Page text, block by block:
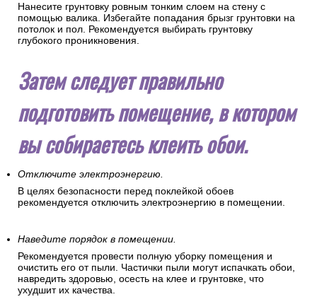
Нанесите грунтовку ровным тонким слоем на стену с
помощью валика. Избегайте попадания брызг грунтовки на
потолок и пол. Рекомендуется выбирать грунтовку
глубокого проникновения.
Затем следует правильно
подготовить помещение, в котором
вы собираетесь клеить обои.
Отключите электроэнергию.
В целях безопасности перед поклейкой обоев
рекомендуется отключить электроэнергию в помещении.
Наведите порядок в помещении.
Рекомендуется провести полную уборку помещения и
очистить его от пыли. Частички пыли могут испачкать обои,
навредить здоровью, осесть на клее и грунтовке, что
ухудшит их качества.